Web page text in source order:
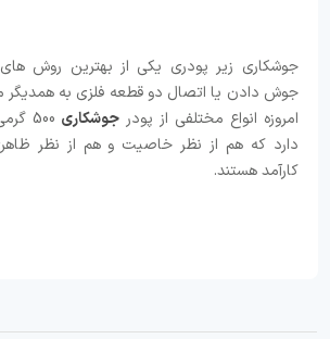
جوشکاری زیر پودری یکی از بهترین روش های
جوش دادن یا اتصال دو قطعه فلزی به همدیگر
امروزه انواع مختلفی از پودر جوشکاری
500
دارد که هم از نظر خاصیت و هم از نظر
کارآمد هستند.